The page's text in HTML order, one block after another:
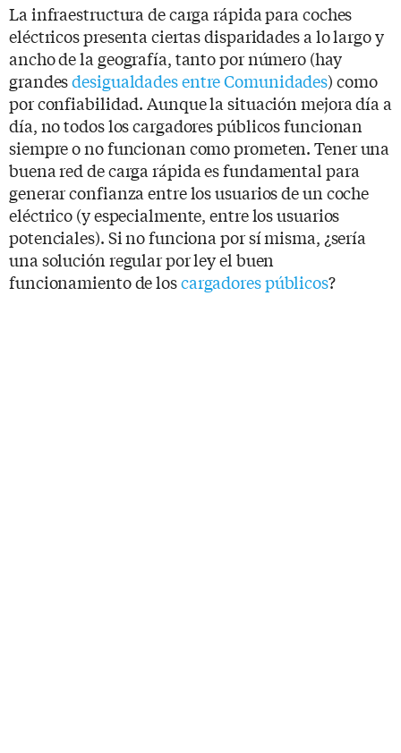
La infraestructura de carga rápida para coches
eléctricos presenta ciertas disparidades a lo largo y
ancho de la geografía, tanto por número (hay
grandesdesigualdades entre Comunidades) como
por confiabilidad. Aunque la situación mejora día a
día, no todos los cargadores públicos funcionan
siempre o no funcionan como prometen. Tener una
buena red de carga rápida es fundamental para
generar confianza entre los usuarios de un coche
eléctrico (y especialmente, entre los usuarios
potenciales). Si no funciona por sí misma, ¿sería
una solución regular por ley el buen
funcionamiento de loscargadores públicos?